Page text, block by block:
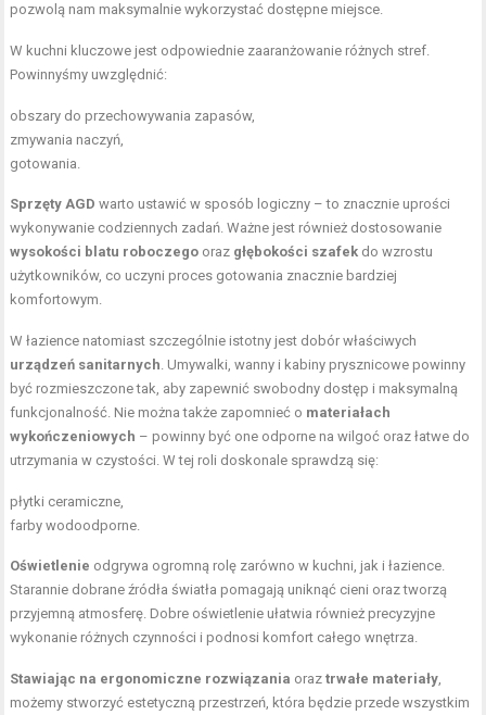
pozwolą nam maksymalnie wykorzystać dostępne miejsce.
W kuchni kluczowe jest odpowiednie zaaranżowanie różnych stref.
Powinnyśmy uwzględnić:
obszary do przechowywania zapasów,
zmywania naczyń,
gotowania.
Sprzęty AGD warto ustawić w sposób logiczny – to znacznie uprości
wykonywanie codziennych zadań. Ważne jest również dostosowanie
wysokości blatu roboczego oraz głębokości szafek do wzrostu
użytkowników, co uczyni proces gotowania znacznie bardziej
komfortowym.
W łazience natomiast szczególnie istotny jest dobór właściwych
urządzeń sanitarnych. Umywalki, wanny i kabiny prysznicowe powinny
być rozmieszczone tak, aby zapewnić swobodny dostęp i maksymalną
funkcjonalność. Nie można także zapomnieć o materiałach
wykończeniowych – powinny być one odporne na wilgoć oraz łatwe do
utrzymania w czystości. W tej roli doskonale sprawdzą się:
płytki ceramiczne,
farby wodoodporne.
Oświetlenie odgrywa ogromną rolę zarówno w kuchni, jak i łazience.
Starannie dobrane źródła światła pomagają uniknąć cieni oraz tworzą
przyjemną atmosferę. Dobre oświetlenie ułatwia również precyzyjne
wykonanie różnych czynności i podnosi komfort całego wnętrza.
Stawiając na ergonomiczne rozwiązania oraztrwałe materiały,
możemy stworzyć estetyczną przestrzeń, która będzie przede wszystkim